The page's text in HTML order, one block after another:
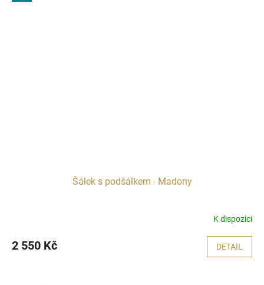
Šálek s podšálkem - Madony
K dispozici
2 550 Kč DETAIL